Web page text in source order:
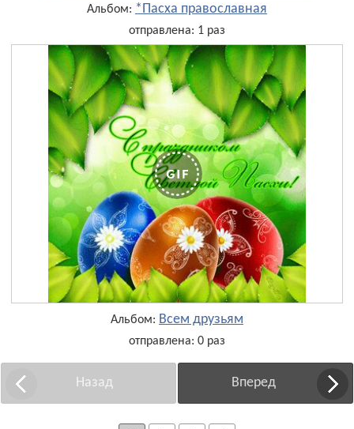
Альбом: *Пасха православная
отправлена: 1 раз
Альбом: Всем друзьям
отправлена: 0 раз
Назад Вперед